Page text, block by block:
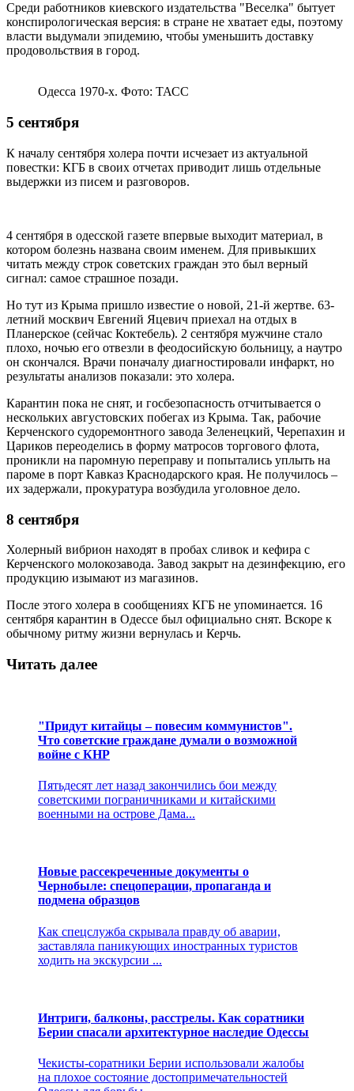
Среди работников киевского издательства "Веселка" бытует
конспирологическая версия: в стране не хватает еды, поэтому
власти выдумали эпидемию, чтобы уменьшить доставку
продовольствия в город.
Одесса 1970-х. Фото: ТАСС
5 сентября
К началу сентября холера почти исчезает из актуальной
повестки: КГБ в своих отчетах приводит лишь отдельные
выдержки из писем и разговоров.
4 сентября в одесской газете впервые выходит материал, в
котором болезнь названа своим именем. Для привыкших
читать между строк советских граждан это был верный
сигнал: самое страшное позади.
Но тут из Крыма пришло известие о новой, 21-й жертве. 63-
летний москвич Евгений Яцевич приехал на отдых в
Планерское (сейчас Коктебель). 2 сентября мужчине стало
плохо, ночью его отвезли в феодосийскую больницу, а наутро
он скончался. Врачи поначалу диагностировали инфаркт, но
результаты анализов показали: это холера.
Карантин пока не снят, и госбезопасность отчитывается о
нескольких августовских побегах из Крыма. Так, рабочие
Керченского судоремонтного завода Зеленецкий, Черепахин и
Цариков переоделись в форму матросов торгового флота,
проникли на паромную переправу и попытались уплыть на
пароме в порт Кавказ Краснодарского края. Не получилось –
их задержали, прокуратура возбудила уголовное дело.
8 сентября
Холерный вибрион находят в пробах сливок и кефира с
Керченского молокозавода. Завод закрыт на дезинфекцию, его
продукцию изымают из магазинов.
После этого холера в сообщениях КГБ не упоминается. 16
сентября карантин в Одессе был официально снят. Вскоре к
обычному ритму жизни вернулась и Керчь.
Читать далее
"Придут китайцы – повесим коммунистов".
Что советские граждане думали о возможной
войне с КНР
Пятьдесят лет назад закончились бои между
советскими пограничниками и китайскими
военными на острове Дама...
Новые рассекреченные документы о
Чернобыле: спецоперации, пропаганда и
подмена образцов
Как спецслужба скрывала правду об аварии,
заставляла паникующих иностранных туристов
ходить на экскурсии ...
Интриги, балконы, расстрелы. Как соратники
Берии спасали архитектурное наследие Одессы
Чекисты-соратники Берии использовали жалобы
на плохое состояние достопримечательностей